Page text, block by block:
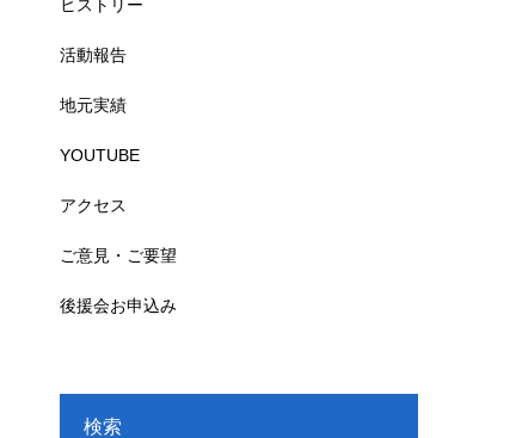
ヒストリー
活動報告
地元実績
YOUTUBE
アクセス
ご意見・ご要望
後援会お申込み
検索